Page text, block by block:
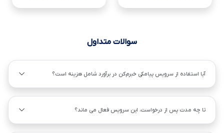
سوالات متداول
آیا استفاده از سرویس پیامکی خبرم‌کن در برآورد شامل هزینه است؟
تا چه مدت پس از درخواست، این سرویس فعال می ماند؟